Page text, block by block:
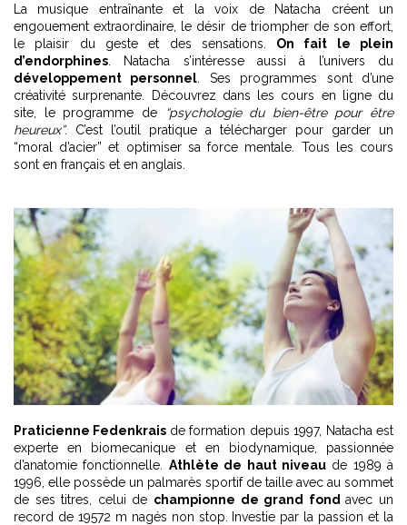
La musique entraînante et la voix de Natacha créent un
engouement extraordinaire, le désir de triompher de son effort,
le plaisir du geste et des sensations. On fait le plein
d’endorphines . Natacha s’intéresse aussi à l’univers du
développement personnel . Ses programmes sont d’une
créativité surprenante. Découvrez dans les cours en ligne du
site, le programme de
“psychologie du bien-être pour être
heureux”. C’est l’outil pratique a télécharger pour garder un
“moral d’acier” et optimiser sa force mentale. Tous les cours
sont en français et en anglais.
Praticienne Fedenkrais de formation depuis 1997, Natacha est
experte en biomecanique et en biodynamique, passionnée
d’anatomie fonctionnelle. Athlète de haut niveaude 1989 à
1996, elle possède un palmarès sportif de taille avec au sommet
de ses titres, celui de championne de grand fondavec un
record de 19572 m nagés non stop. Investie par la passion et la